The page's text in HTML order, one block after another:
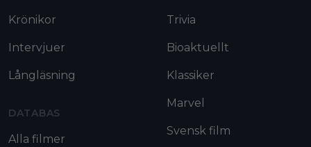
Krönikor
Intervjuer
Långläsning
DATABAS
Alla filmer
Trivia
Bioaktuellt
Klassiker
Marvel
Svensk film